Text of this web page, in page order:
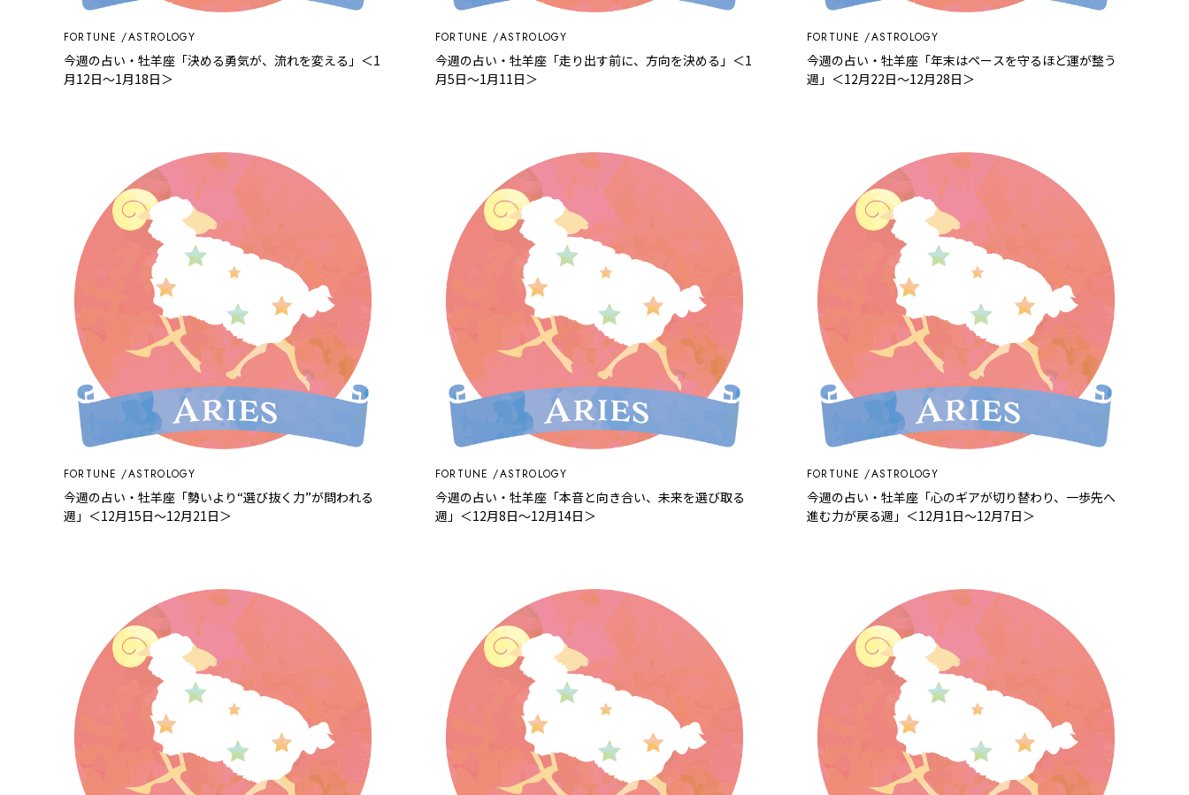
FORTUNE ASTROLOGY
今週の占い・牡羊座「決める勇気が、流れを変える」＜1
月12日～1月18日＞
FORTUNE ASTROLOGY
今週の占い・牡羊座「走り出す前に、方向を決める」＜1
月5日～1月11日＞
FORTUNE ASTROLOGY
今週の占い・牡羊座「年末はペースを守るほど運が整う
週」＜12月22日～12月28日＞
FORTUNE ASTROLOGY
今週の占い・牡羊座「勢いより“選び抜く力”が問われる
週」＜12月15日～12月21日＞
FORTUNE ASTROLOGY
今週の占い・牡羊座「本音と向き合い、未来を選び取る
週」＜12月8日～12月14日＞
FORTUNE ASTROLOGY
今週の占い・牡羊座「心のギアが切り替わり、一歩先へ
進む力が戻る週」＜12月1日～12月7日＞